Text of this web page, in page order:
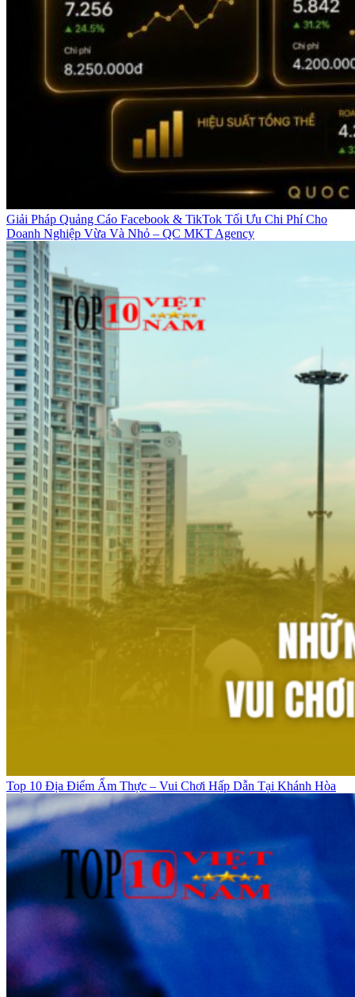
Giải Pháp Quảng Cáo Facebook & TikTok Tối Ưu Chi Phí Cho
Doanh Nghiệp Vừa Và Nhỏ – QC MKT Agency
Top 10 Địa Điểm Ẩm Thực – Vui Chơi Hấp Dẫn Tại Khánh Hòa